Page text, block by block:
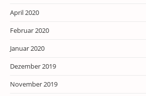
April 2020
Februar 2020
Januar 2020
Dezember 2019
November 2019